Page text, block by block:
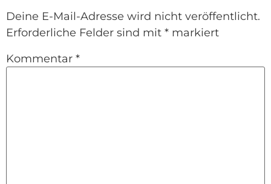
Deine E-Mail-Adresse wird nicht veröffentlicht.
Erforderliche Felder sind mit * markiert
Kommentar *